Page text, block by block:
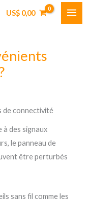
US$0,00
de connectivité
des signaux
le panneau de
être perturbés
sans fil comme les